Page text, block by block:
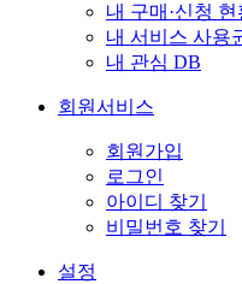
내 구매·신청 현
내 서비스 사용
내 관심 DB
회원서비스
회원가입
로그인
아이디 찾기
비밀번호 찾기
설정